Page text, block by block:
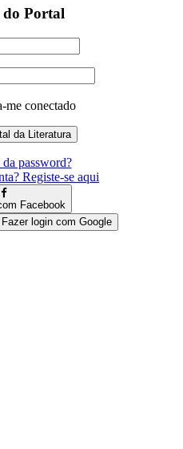
do Portal
me conectado
da password?
Registe-se aqui
Facebook
Fazer login com Google